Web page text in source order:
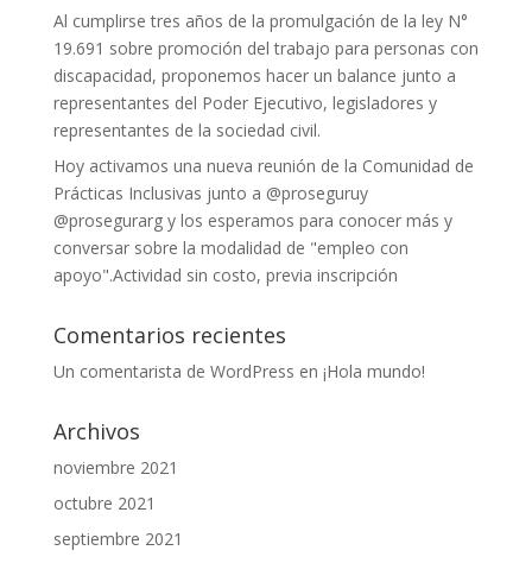
Al cumplirse tres años de la promulgación de la ley N°
19.691 sobre promoción del trabajo para personas con
discapacidad, proponemos hacer un balance junto a
representantes del Poder Ejecutivo, legisladores y
representantes de la sociedad civil.
Hoy activamos una nueva reunión de la Comunidad de
Prácticas Inclusivas junto a @proseguruy
@prosegurarg y los esperamos para conocer más y
conversar sobre la modalidad de "empleo con
apoyo".Actividad sin costo, previa inscripción
Comentarios recientes
Un comentarista de WordPress en ¡Hola mundo!
Archivos
noviembre 2021
octubre 2021
septiembre 2021